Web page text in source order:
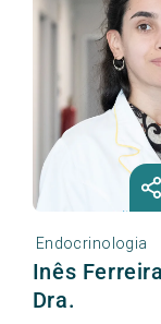
Endocrinologia
Inês
Dra.